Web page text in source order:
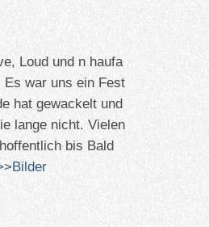
Loud und n haufa
Es war uns ein Fest
hat gewackelt und
lange nicht. Vielen
bis Bald